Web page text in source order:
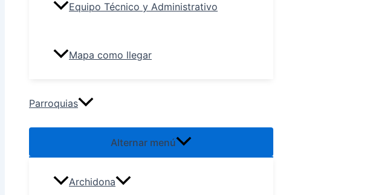
Equipo Técnico y Administrativo
Mapa como llegar
Parroquias
Alternar menú
Archidona